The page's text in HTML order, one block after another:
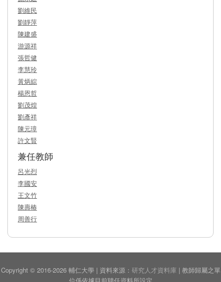
劉維民
劉靜萍
陳建盛
游源祥
張哲健
李慧玲
黃炳綜
楊恩哲
劉茂煌
劉彥祥
陳元璋
許文賢
兼任教師
呂光烈
李國安
王文竹
陳壽椿
周善行
Copyright © 2016-2026 輔仁大學 | 資料來源： 研究人才資料庫 | 教師歸屬之單